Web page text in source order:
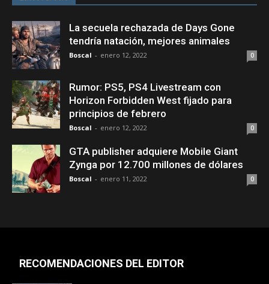
La secuela rechazada de Days Gone
tendría natación, mejores animales
Boscal - enero 12, 2022 0
Rumor: PS5, PS4 Livestream con
Horizon Forbidden West fijado para
principios de febrero
Boscal - enero 12, 2022 0
GTA publisher adquiere Mobile Giant
Zynga por 12.700 millones de dólares
Boscal - enero 11, 2022 0
RECOMENDACIONES DEL EDITOR